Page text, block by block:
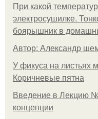
При какой
электросушилке.
боярышник в
Автор: Александр
У фикуса на листьях
Коричневые пятна
Введение в Лекцию
концепции